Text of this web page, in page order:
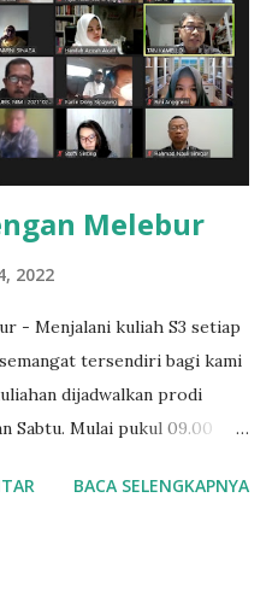
Kitab tersohor ini
(Alm.) pengasuh Pondok
Yogyakarta. Meski di kelas
arab gundul Arab Pegon
belaj...
Melebur
2022
- Menjalani kuliah S3 setiap
tersendiri bagi kami
dijadwalkan prodi
Sabtu. Mulai pukul 09.00
platform Zoom yang
BACA SELENGKAPNYA